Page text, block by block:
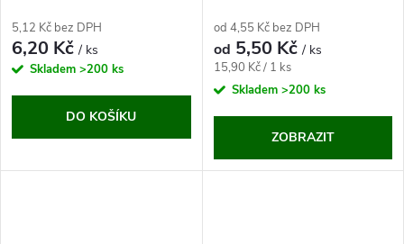
5,12 Kč bez DPH
6,20 Kč/ ks
Skladem >200 ks
DO KOŠÍKU
od 4,55 Kč bez DPH
od 5,50 Kč/ ks
Měrná
cena:
15,90 Kč / 1 ks
Skladem >200 ks
ZOBRAZIT